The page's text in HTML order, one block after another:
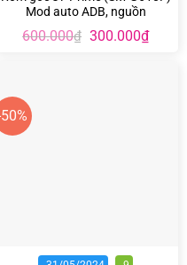
Mod auto ADB, nguồn
600.000₫ Giá
300.000₫Giá
hiện